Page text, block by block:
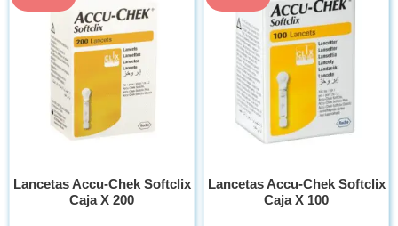
Lancetas Accu-Chek Softclix
Caja X 200
Lancetas Accu-Chek Softclix
Caja X 100